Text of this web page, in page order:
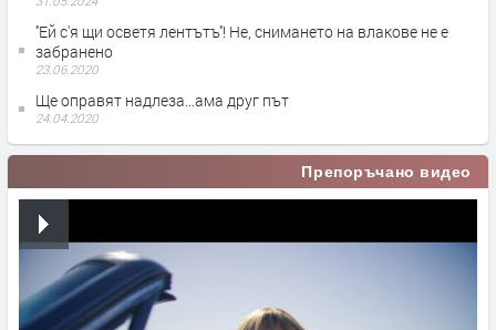
''Ей с'я щи осветя лентътъ''! Не, снимането на влакове не е
забранено
23.06.2020
Ще оправят надлеза…ама друг път
24.04.2020
Препоръчано видео